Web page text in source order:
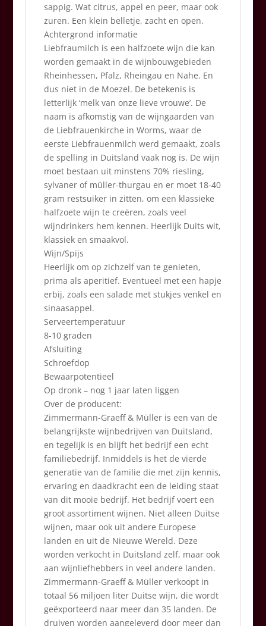
sappig. Wat citrus, appel en peer, maar ook
zuren. Een klein belletje, zacht en open.
Achtergrond informatie
Liebfraumilch is een halfzoete wijn die kan
worden gemaakt in de wijnbouwgebieden
Rheinhessen, Pfalz, Rheingau en Nahe. En
dus niet in de Moezel. De betekenis is
letterlijk ‘melk van onze lieve vrouwe’. De
naam is afkomstig van de wijngaarden van
de Liebfrauenkirche in Worms, waar de
eerste Liebfrauenmilch werd gemaakt, zoals
de spelling in Duitsland vaak nog is. De wijn
moet bestaan uit minstens 70% riesling,
sylvaner of müller-thurgau en er moet 18-40
gram restsuiker in zitten, om een klassieke
halfzoete wijn te creëren, zoals veel
wijndrinkers hem kennen. Heerlijk Duits wit,
klassiek en smaakvol.
Wijn/Spijs
Heerlijk om op zichzelf van te genieten,
prima als aperitief. Eventueel met een hapje
erbij, zoals een salade met stukjes venkel en
sinaasappel.
Serveertemperatuur
8-10 graden
Afsluiting
Schroefdop
Bewaarpotentieel
Op dronk – nog 1 jaar laten liggen
Over de producent:
Zimmermann-Graeff & Müller is een van de
belangrijkste wijnbedrijven van Duitsland,
en tegelijk is en blijft het bedrijf een echt
familiebedrijf. Inmiddels is het de vierde
generatie van de familie die met zijn kennis,
ervaring en daadkracht een de leiding staat
van dit mooie bedrijf. Het bedrijf voert een
groot assortiment wijnen. Niet alleen Duitse
wijnen, maar ook uit andere Europese
landen en uit de Nieuwe Wereld. Deze
worden verkocht in Duitsland zelf, maar ook
aan wijnliefhebbers in veel andere landen.
Zimmermann-Graeff & Müller verkoopt in
totaal 56 miljoen liter Duitse wijn, die wordt
geëxporteerd naar meer dan 35 landen. De
druiven worden aangeleverd door meer dan